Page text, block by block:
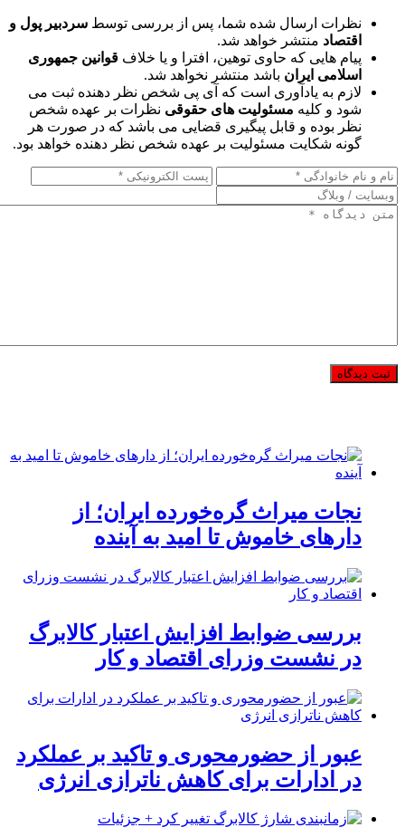
نظرات ارسال شده شما، پس از بررسی توسط سردبیر پول و
اقتصاد منتشر خواهد شد.
پیام هایی که حاوی توهین، افترا و یا خلاف قوانین جمهوری
اسلامی ایران باشد منتشر نخواهد شد.
لازم به یادآوری است که آی پی شخص نظر دهنده ثبت می
شود و کلیه مسئولیت های حقوقی نظرات بر عهده شخص
نظر بوده و قابل پیگیری قضایی می باشد که در صورت هر
گونه شکایت مسئولیت بر عهده شخص نظر دهنده خواهد بود.
نجات میراث گره‌خورده ایران؛ از
دارهای خاموش تا امید به آینده
بررسی ضوابط افزایش اعتبار کالابرگ
در نشست وزرای اقتصاد و کار
عبور از حضورمحوری و تاکید بر عملکرد
در ادارات برای کاهش ناترازی انرژی